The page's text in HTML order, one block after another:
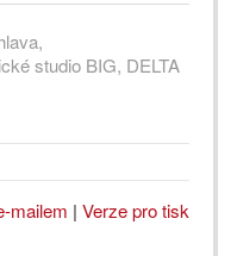
studio BIG, DELTA
mailem | Verze pro tisk